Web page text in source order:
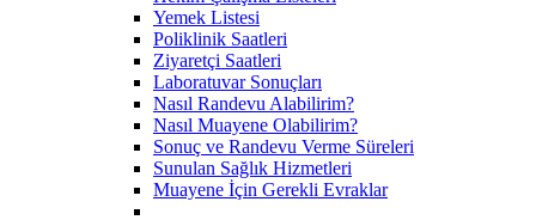
Yemek Listesi
Poliklinik Saatleri
Ziyaretçi Saatleri
Laboratuvar Sonuçları
Nasıl Randevu Alabilirim?
Nasıl Muayene Olabilirim?
Sonuç ve Randevu Verme Süreleri
Sunulan Sağlık Hizmetleri
Muayene İçin Gerekli Evraklar